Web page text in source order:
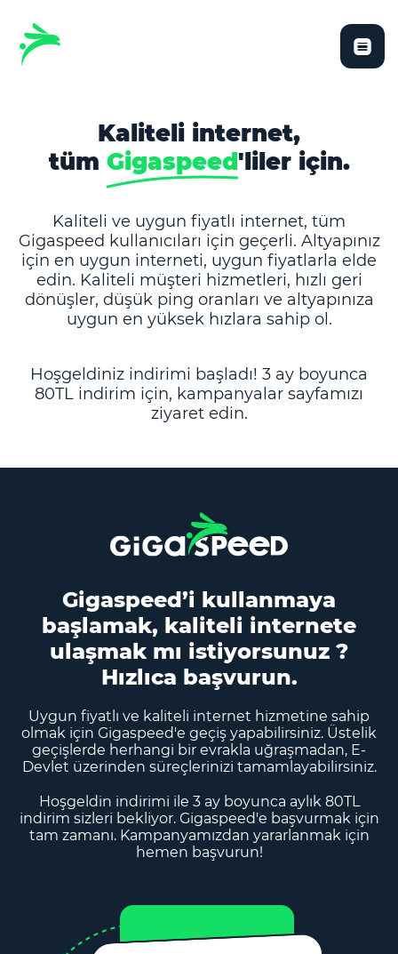
Kaliteli internet,
tüm Gigaspeed'liler için.
Kaliteli ve uygun fiyatlı internet, tüm
Gigaspeed kullanıcıları için geçerli. Altyapınız
için en uygun interneti, uygun fiyatlarla elde
edin. Kaliteli müşteri hizmetleri, hızlı geri
dönüşler, düşük ping oranları ve altyapınıza
uygun en yüksek hızlara sahip ol.
Hoşgeldiniz indirimi başladı! 3 ay boyunca
80TL indirim için, kampanyalar sayfamızı
ziyaret edin.
Gigaspeed’i kullanmaya
başlamak, kaliteli internete
ulaşmak mı istiyorsunuz ?
Hızlıca başvurun.
Uygun fiyatlı ve kaliteli internet hizmetine sahip
olmak için Gigaspeed'e geçiş yapabilirsiniz. Üstelik
geçişlerde herhangi bir evrakla uğraşmadan, E-
Devlet üzerinden süreçlerinizi tamamlayabilirsiniz.
Hoşgeldin indirimi ile 3 ay boyunca aylık 80TL
indirim sizleri bekliyor. Gigaspeed'e başvurmak için
tam zamanı. Kampanyamızdan yararlanmak için
hemen başvurun!